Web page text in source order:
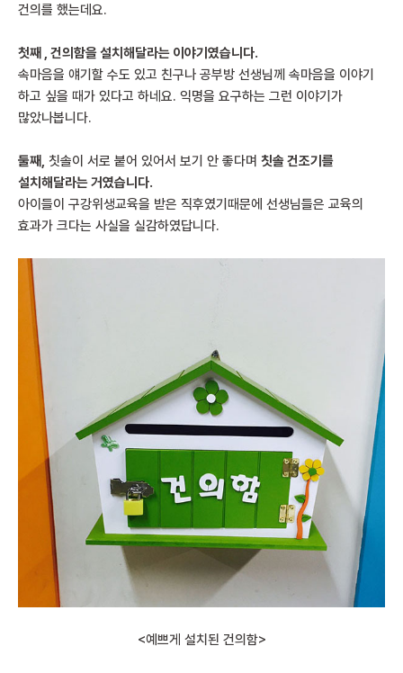
건의를 했는데요.
첫째 , 건의함을 설치해달라는 이야기였습니다.
속마음을 얘기할 수도 있고 친구나 공부방 선생님께 속마음을 이야기
하고 싶을 때가 있다고 하네요. 익명을 요구하는 그런 이야기가
많았나봅니다.
둘째, 칫솔이 서로 붙어 있어서 보기 안 좋다며 칫솔 건조기를
설치해달라는 거였습니다.
아이들이 구강위생교육을 받은 직후였기때문에 선생님들은 교육의
효과가 크다는 사실을 실감하였답니다.
<예쁘게 설치된 건의함>